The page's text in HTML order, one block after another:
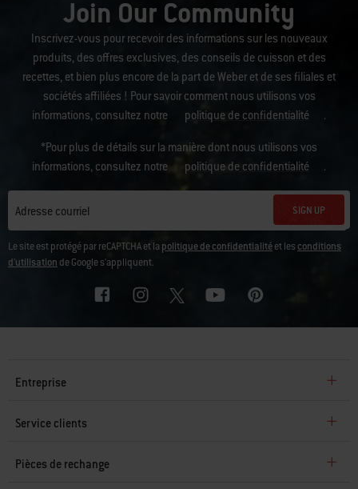
Join Our Community
Inscrivez-vous pour recevoir des informations sur les nouveaux
produits, des offres exclusives, des conseils de cuisson et des
recettes, et bien plus encore de la part de Weber et de ses filiales et
sociétés affiliées ! Pour savoir comment nous utilisons vos
informations, consultez notre
politique de confidentialité .
*Pour plus de détails sur la manière dont nous utilisons vos
informations, consultez notre
politique de confidentialité .
Adresse courriel SIGN UP
Le site est protégé par reCAPTCHA et la politique de confidentialitéet les conditions
d'utilisation de Google s'appliquent.
Entreprise
Service clients
Pièces de rechange